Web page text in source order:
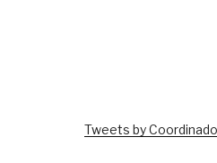
Tweets by